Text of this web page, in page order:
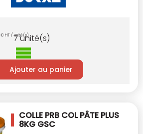
€ HT / unité(s)
7unité(s)
Ajouter au panier
COLLE PRB COL PÂTE PLUS
8KG GSC